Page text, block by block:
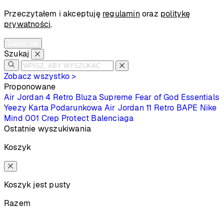
Przeczytałem i akceptuję regulamin oraz politykę
prywatności.
Szukaj
Zobacz wszystko >
Proponowane
Air Jordan 4 Retro Bluza Supreme Fear of God Essentials
Yeezy Karta Podarunkowa Air Jordan 11 Retro BAPE Nike
Mind 001 Crep Protect Balenciaga
Ostatnie wyszukiwania
Koszyk
Koszyk jest pusty
Razem